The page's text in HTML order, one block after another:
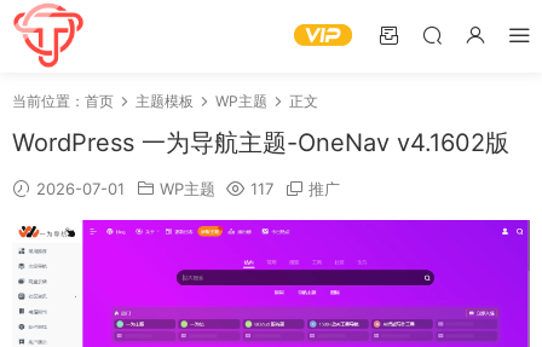
当前位置： 首页 主题模板 WP主题 正文
WordPress 一为导航主题-OneNav v4.1602版
2026-07-01 WP主题 117 推广